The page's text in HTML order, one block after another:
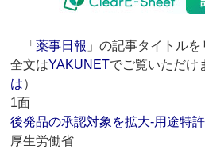
「薬事日報 」の記事タイトル
全文はYAKUNETでご覧いただ
は）
1面
後発品の承認対象を拡大‐用途特
厚生労働省